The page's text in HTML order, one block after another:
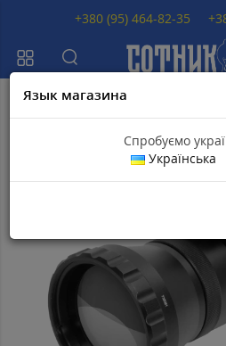
Язык магазина
Спробуємо
Українська
+380 (95) 464-82-35